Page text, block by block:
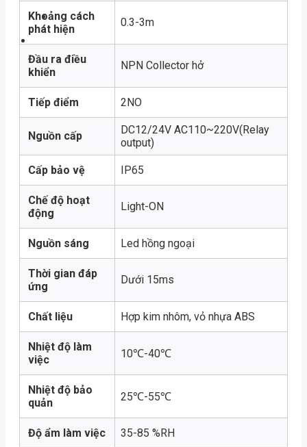
Khoảng cách
phát hiện
0.3-3m
Đầu ra điều
khiển
NPN Collector hở
Tiếp điểm 2NO
Nguồn cấp
DC12/24V AC110~220V(Relay
output)
Cấp bảo vệ IP65
Chế độ hoạt
động
Light-ON
Nguồn sáng Led hồng ngoại
Thời gian đáp
ứng
Dưới 15ms
Chất liệu Hợp kim nhôm, vỏ nhựa ABS
Nhiệt độ làm
việc
10℃-40℃
Nhiệt độ bảo
quản
25℃-55℃
Độ ẩm làm việc 35-85 %RH